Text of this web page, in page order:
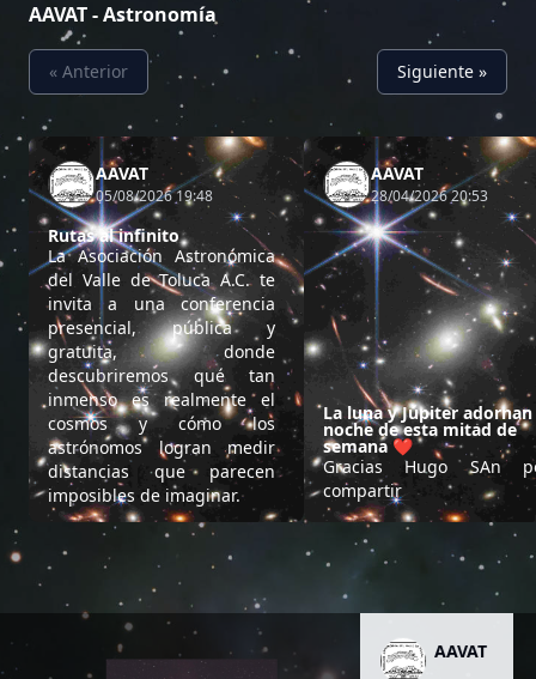
AAVAT - Astronomía
« Anterior Siguiente »
AAVAT
05/08/2026 19:48
Rutas al infinito
La Asociación Astronómica
del Valle de Toluca A.C. te
invita a una conferencia
presencial, pública y
gratuita, donde
descubriremos qué tan
inmenso es realmente el
cosmos y cómo los
astrónomos logran medir
distancias que parecen
imposibles de imaginar.
AAVAT
28/04/2026 20:53
La luna y Júpiter adornan
noche de esta mitad de
semana ❤️
Gracias Hugo SAn
compartir
AAVAT